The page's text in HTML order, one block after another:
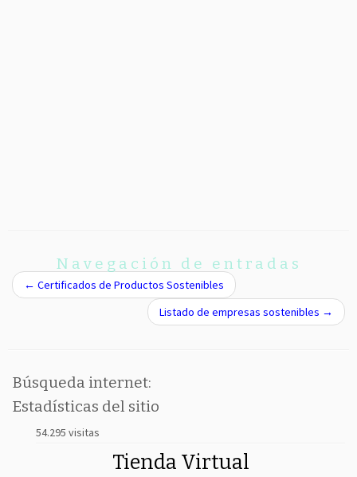
Navegación de entradas
← Certificados de Productos Sostenibles
Listado de empresas sostenibles →
Búsqueda internet:
Estadísticas del sitio
54.295 visitas
Tienda Virtual